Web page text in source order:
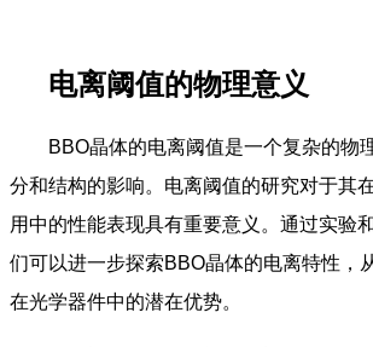
电离阈值的物理意义
BBO晶体的电离阈值是一个复杂的物
分和结构的影响。电离阈值的研究对于其
用中的性能表现具有重要意义。通过实验
们可以进一步探索BBO晶体的电离特性，
在光学器件中的潜在优势。